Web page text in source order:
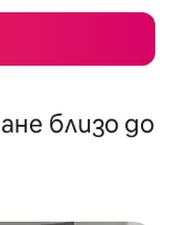
близо до